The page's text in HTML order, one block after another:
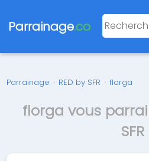
Parrainage.co
Parrainage › RED by SFR › florga
florga vous
SFR